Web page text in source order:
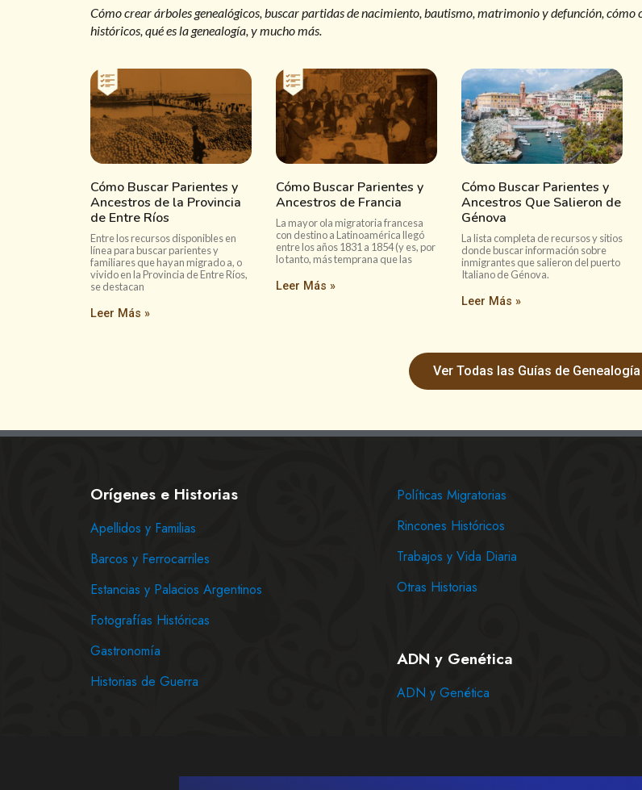
Cómo crear árboles genealógicos, buscar partidas de nacimiento, bautismo, matrimonio y defunción, cómo
históricos, qué es la genealogía, y mucho más.
Cómo Buscar Parientes y
Ancestros de la Provincia
de Entre Ríos
Entre los recursos disponibles en
línea para buscar parientes y
familiares que hayan migrado a, o
vivido en la Provincia de Entre Ríos,
se destacan
Leer Más »
Cómo Buscar Parientes y
Ancestros de Francia
La mayor ola migratoria francesa
con destino a Latinoamérica llegó
entre los años 1831 a 1854 (y es, por
lo tanto, más temprana que las
Leer Más »
Cómo Buscar Parientes y
Ancestros Que Salieron de
Génova
La lista completa de recursos y sitios
donde buscar información sobre
inmigrantes que salieron del puerto
Italiano de Génova.
Leer Más »
Ver Todas las Guías de Genealogía
Orígenes e Historias
Apellidos y Familias
Barcos y Ferrocarriles
Estancias y Palacios Argentinos
Fotografías Históricas
Gastronomía
Historias de Guerra
Políticas Migratorias
Rincones Históricos
Trabajos y Vida Diaria
Otras Historias
ADN y Genética
ADN y Genética